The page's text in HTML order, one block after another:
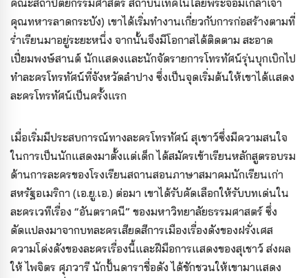
คณะสถาปัตยกรรมศาสตร์ สถาบันเทคโนโลยีพระจอมเกล้าเจ้า
คุณทหารลาดกระบัง) เขาได้เริ่มทำงานเกี่ยวกับการก่อสร้างตามที่
ร่ำเรียนมาอยู่ระยะหนึ่ง จากนั้นจึงมีโอกาสได้ติดตาม สะอาด
เปี่ยมพงษ์สานต์ นักแสดงและนักจัดรายการโทรทัศน์รุ่นบุกเบิกไป
ทำละครโทรทัศน์ที่จังหวัดลำปาง ซึ่งเป็นจุดเริ่มต้นให้เขาได้แสดง
ละครโทรทัศน์เป็นครั้งแรก
เมื่อเริ่มมีประสบการณ์ทางละครโทรทัศน์ สุเชาว์ซึ่งมีความสนใจ
ในการเป็นนักแสดงมาตั้งแต่เด็ก ได้สมัครเข้าเรียนหลักสูตรอบรม
ด้านการละครของโรงเรียนสถานสอนภาษาสมาคมนักเรียนเก่า
สหรัฐอเมริกา (เอ.ยู.เอ.) ต่อมา เขาได้รับคัดเลือกให้รับบทเด่นใน
ละครเวทีเรื่อง “อันตราคนี” ของมหาวิทยาลัยธรรมศาสตร์ ซึ่ง
ดัดแปลงมาจากบทละครเสียดสีการเมืองเรื่องดังของฝรั่งเศส
ความโด่งดังของละครเรื่องนี้และฝีมือการแสดงของสุเชาว์ ส่งผล
ให้ ไพจิตร ศุภวารี นักปั้นดาราชื่อดัง ได้ชักชวนให้เขามาแสดง